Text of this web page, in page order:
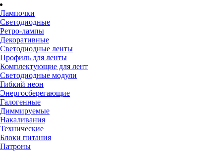
Лампочки
Светодиодные
Ретро-лампы
Декоративные
Светодиодные ленты
Профиль для ленты
Комплектующие для лент
Светодиодные модули
Гибкий неон
Энергосберегающие
Галогенные
Диммируемые
Накаливания
Технические
Блоки питания
Патроны